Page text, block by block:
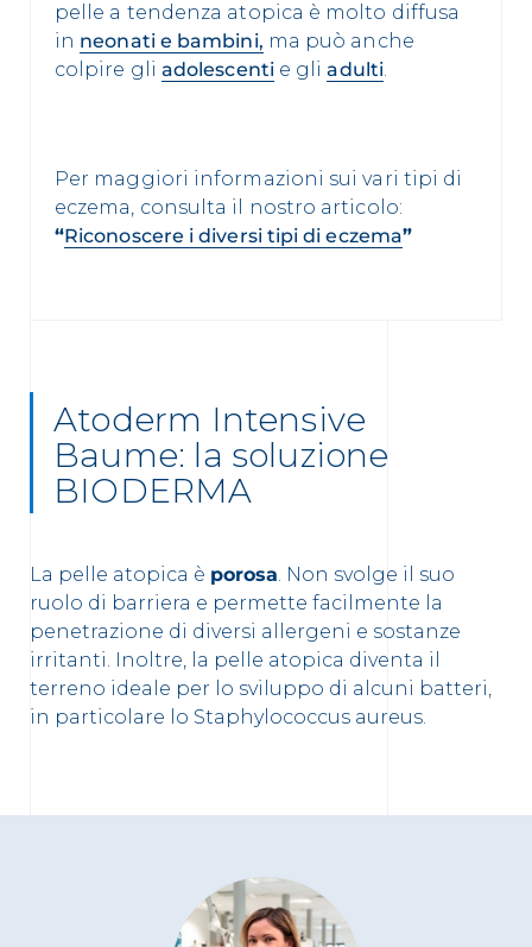
pelle a tendenza atopica è molto diffusa
in neonati e bambini, ma può anche
colpire gli adolescentie gliadulti.
Per maggiori informazioni sui vari tipi di
eczema, consulta il nostro articolo:
“Riconoscere i diversi tipi di eczema”
Atoderm Intensive
Baume: la soluzione
BIODERMA
La pelle atopica è porosa. Non svolge il suo
ruolo di barriera e permette facilmente la
penetrazione di diversi allergeni e sostanze
irritanti. Inoltre, la pelle atopica diventa il
terreno ideale per lo sviluppo di alcuni batteri,
in particolare lo Staphylococcus aureus.